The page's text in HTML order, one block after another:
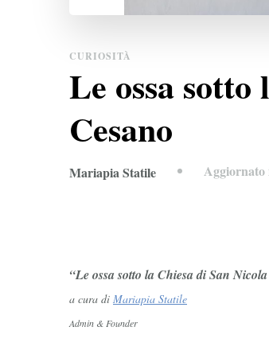
CURIOSITÀ
Le ossa
Cesano
Mariapia Statile Aggiornato
“Le ossa sotto la Chiesa di San
a cura di Mariapia Statile
Admin & Founder